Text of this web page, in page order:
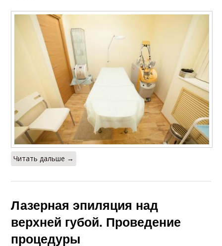
Читать дальше →
Лазерная эпиляция над
верхней губой. Проведение
процедуры